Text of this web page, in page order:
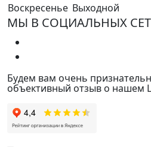
Воскресенье Выходной
МЫ В СОЦИАЛЬНЫХ
Будем вам очень
объективный отзыв о нашем